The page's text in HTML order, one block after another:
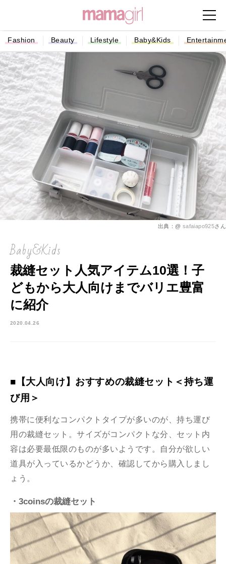
Fashion Beauty Lifestyle Baby&Kids
出典：@ safaiapo925さん
Baby&Kids
裁縫セット人気アイテム10選！子
どもから大人向けまでバリエ豊富
に紹介
2020.04.26
■【大人向け】おすすめの裁縫セット＜持ち運
び用＞
携帯に便利なコンパクトタイプが多いのが、持ち運び
用の裁縫セット。サイズがコンパクトな分、セット内
容は必要最低限のものが多いようです。自分が欲しい
道具が入っているかどうか、確認してから購入しまし
ょう。
・3coinsの裁縫セット